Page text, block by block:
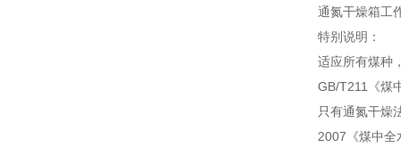
通氮干燥箱工
特别说明：
适应所有煤种
GB/T211《煤
只有通氮干燥
2007《煤中